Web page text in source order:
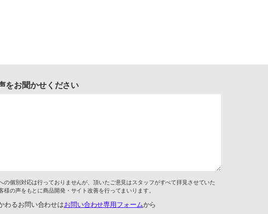
をお聞かせください
の個別対応は行っておりませんが、頂いたご意見はスタッフがすべて拝見させていた
様の声をもとに商品開発・サイト改善を行ってまいります。
わるお問い合わせはお問い合わせ専用フォームから